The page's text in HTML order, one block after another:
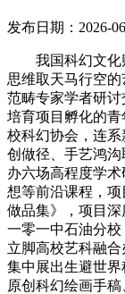
发布日期：2026-
我国科幻文化
思维取天马行空
范畴专家学者研
培育项目孵化的
校科幻协会，连
创做径、手艺鸿
办六场高程度学
想等前沿课程，
做品集》，项目
一零一中石油分校
立脚高校艺科融
集中展出生避世
原创科幻绘画手